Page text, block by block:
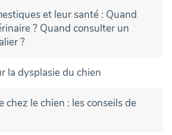
et leur santé : Quand
? Quand consulter un
?
la dysplasie du chien
chez le chien : les conseils de